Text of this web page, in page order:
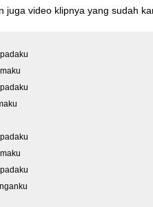
juga video klipnya yang sudah